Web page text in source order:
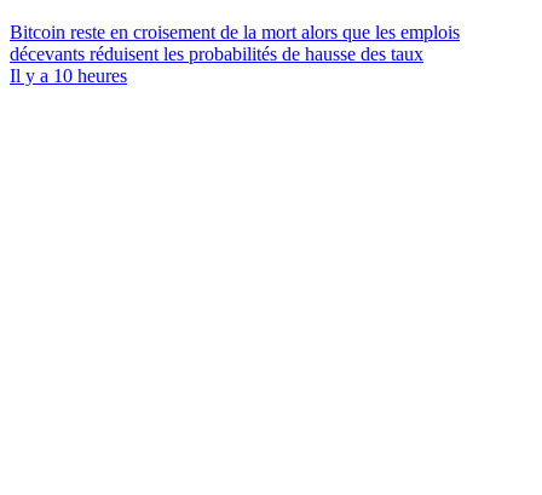
Bitcoin reste en croisement de la mort alors que les emplois
décevants réduisent les probabilités de hausse des taux
Il y a 10 heures